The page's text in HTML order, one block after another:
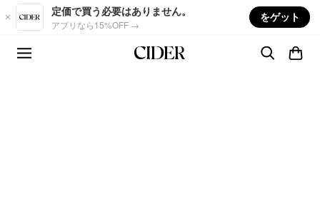
Skip to main content
定価で買う必要はありません。
アプリなら15%OFF →
をゲット